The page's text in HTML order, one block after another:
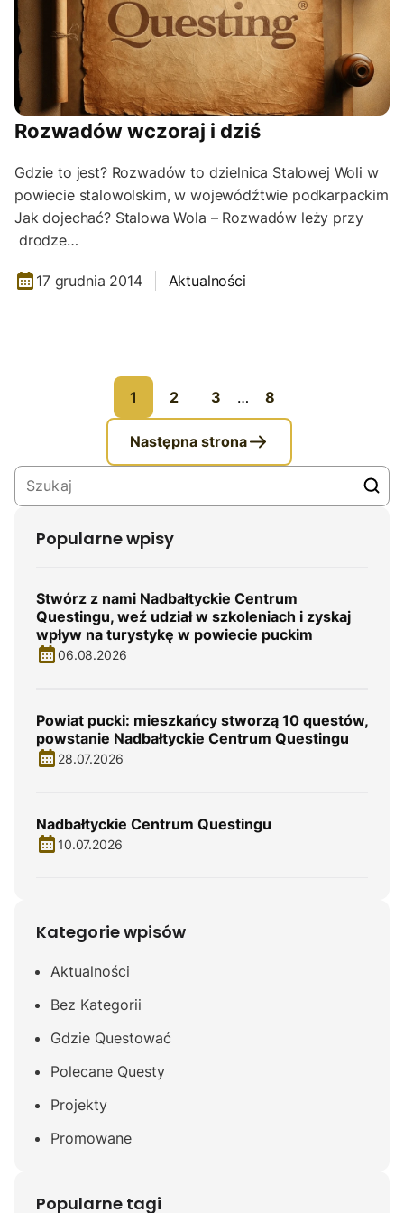
Rozwadów wczoraj i dziś
Gdzie to jest? Rozwadów to dzielnica Stalowej Woli w
powiecie stalowolskim, w wojewódźtwie podkarpackim
Jak dojechać? Stalowa Wola – Rozwadów leży przy
drodze…
17 grudnia 2014 Aktualności
1 2 3 … 8
Następna strona
Popularne wpisy
Stwórz z nami Nadbałtyckie Centrum
Questingu, weź udział w szkoleniach i zyskaj
wpływ na turystykę w powiecie puckim
06.08.2026
Powiat pucki: mieszkańcy stworzą 10 questów,
powstanie Nadbałtyckie Centrum Questingu
28.07.2026
Nadbałtyckie Centrum Questingu
10.07.2026
Kategorie wpisów
Aktualności
Bez Kategorii
Gdzie Questować
Polecane Questy
Projekty
Promowane
Popularne tagi